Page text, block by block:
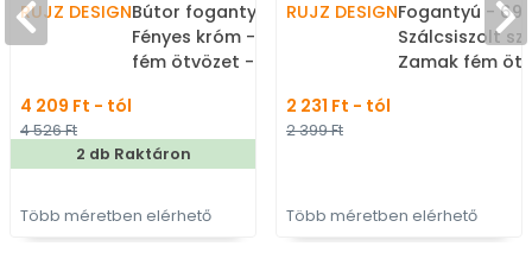
RUJZ DESIGNBútor fogantyú - 692.18 -
Fényes króm - Zamak
fém ötvözet - Több
4 209 Ft - tól
4 526 Ft
2 db Raktáron
Több méretben elérhető
RUJZ DESIGNFogantyú -
Szálcsiszolt
Zamak fém
2 231 Ft - tól
2 399 Ft
Több méretben elérhető